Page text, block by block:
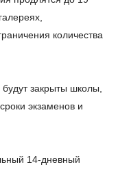
количества
закрыты школы,
экзаменов и
14-дневный